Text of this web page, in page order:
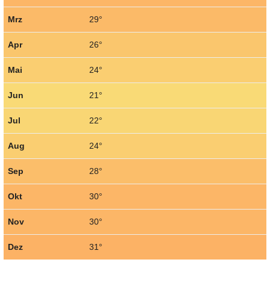
Mrz 29°
Apr 26°
Mai 24°
Jun 21°
Jul 22°
Aug 24°
Sep 28°
Okt 30°
Nov 30°
Dez 31°